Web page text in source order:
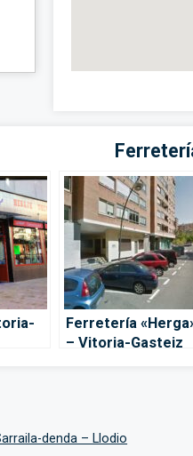
Ferretería
– Vitoria-Gasteiz
denda – Llodio